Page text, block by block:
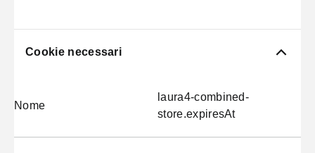
Cookie necessari
Nome
laura4-combined-
store.expiresAt